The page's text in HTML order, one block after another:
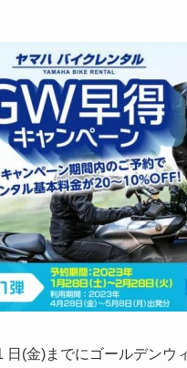
日(金)までにゴールデン